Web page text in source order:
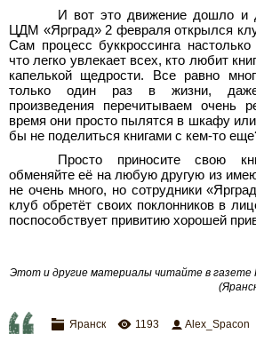
И вот это движение дошло
ЦДМ «Ярград» 2 февраля открылся
Сам процесс буккроссинга
что легко увлекает всех, кто любит
капелькой щедрости. Все равно
только один раз в жизни,
произведения перечитываем очень
время они просто пылятся в шкафу
бы не поделиться книгами с кем-то
Просто приносите свою
обменяйте её на любую другую из
не очень много, но сотрудники
клуб обретёт своих поклонников в
поспособствует привитию хорошей
Этот и другие материалы читайте в
Яранск 1193 Alex_Spacon